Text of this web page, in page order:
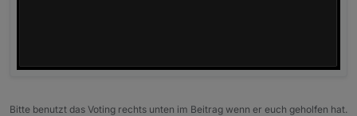
Bitte benutzt das Voting rechts unten im Beitrag wenn er euch geholfen hat.